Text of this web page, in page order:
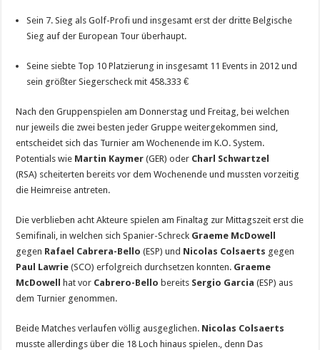
Sein 7. Sieg als Golf-Profi und insgesamt erst der dritte Belgische
Sieg auf der European Tour überhaupt.
Seine siebte Top 10 Platzierung in insgesamt 11 Events in 2012 und
sein größter Siegerscheck mit 458.333 €
Nach den Gruppenspielen am Donnerstag und Freitag, bei welchen
nur jeweils die zwei besten jeder Gruppe weitergekommen sind,
entscheidet sich das Turnier am Wochenende im K.O. System.
Potentials wie Martin Kaymer (GER) oder Charl Schwartzel
(RSA) scheiterten bereits vor dem Wochenende und mussten vorzeitig
die Heimreise antreten.
Die verblieben acht Akteure spielen am Finaltag zur Mittagszeit erst die
Semifinali, in welchen sich Spanier-Schreck Graeme McDowell
gegen Rafael Cabrera-Bello (ESP) und Nicolas Colsaerts gegen
Paul Lawrie (SCO) erfolgreich durchsetzen konnten. Graeme
McDowell
hat vor Cabrero-Bello bereits Sergio Garcia (ESP) aus
dem Turnier genommen.
Beide Matches verlaufen völlig ausgeglichen. Nicolas Colsaerts
musste allerdings über die 18 Loch hinaus spielen., denn Das